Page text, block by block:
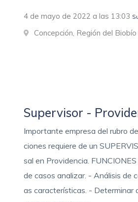
4 de mayo de 2022 a las 13:03
Concepción, Región del Biobío
Supervisor -
Importante empresa del rubro
ciones requiere de un
sal en Providencia.
de casos analizar. - Análisis de
as características. - Determinar